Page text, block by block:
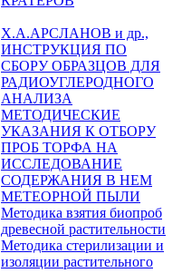
Х.А.АРСЛАНОВ и др.,
ИНСТРУКЦИЯ ПО
СБОРУ ОБРАЗЦОВ ДЛЯ
РАДИОУГЛЕРОДНОГО
АНАЛИЗА
МЕТОДИЧЕСКИЕ
УКАЗАНИЯ К ОТБОРУ
ПРОБ ТОРФА НА
ИССЛЕДОВАНИЕ
СОДЕРЖАНИЯ В НЕМ
МЕТЕОРНОЙ ПЫЛИ
Методика взятия биопроб
древесной растительности
Методика стерилизации и
изоляции растительного